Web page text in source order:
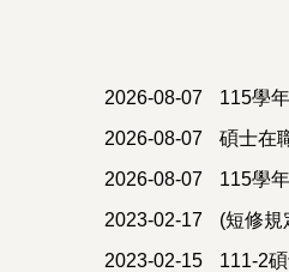
2026-08-07
115學
2026-08-07
碩士在
2026-08-07
115學
2023-02-17
(短修規
2023-02-15
111-2